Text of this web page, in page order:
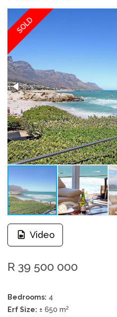
SOLD
Video
R 39 500 000
Bedrooms: 4
Erf Size: ± 650 m2